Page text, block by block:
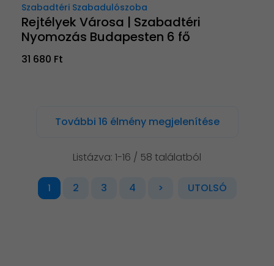
Szabadtéri Szabadulószoba
Rejtélyek Városa | Szabadtéri
Nyomozás Budapesten 6 fő
31 680 Ft
További 16 élmény megjelenítése
Listázva: 1-16 / 58 találatból
1 2 3 4 > UTOLSÓ